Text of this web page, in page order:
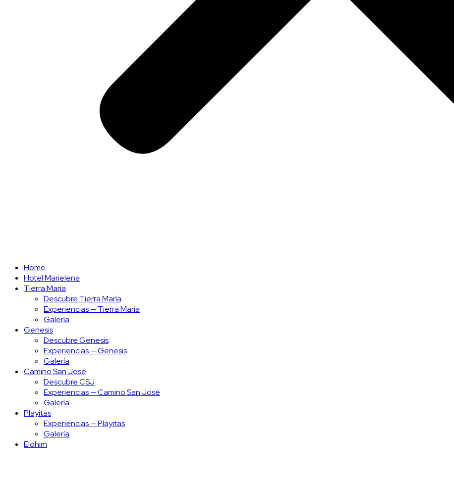
Home
Hotel Marielena
Tierra María
Descubre Tierra María
Experiencias — Tierra María
Galería
Genesis
Descubre Genesis
Experiencias — Genesis
Galería
Camino San José
Descubre CSJ
Experiencias — Camino San José
Galería
Playitas
Experiencias — Playitas
Galería
Elohim